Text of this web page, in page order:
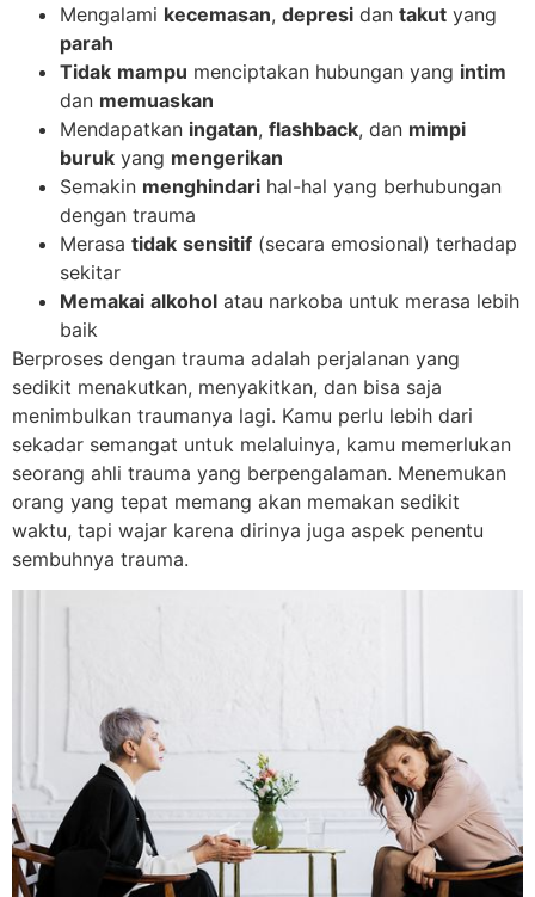
Mengalami kecemasan, depresi dan takut yang
parah
Tidak mampu menciptakan hubungan yang intim
dan memuaskan
Mendapatkan ingatan, flashback, dan mimpi
buruk yang mengerikan
Semakin menghindari hal-hal yang berhubungan
dengan trauma
Merasa tidak sensitif (secara emosional) terhadap
sekitar
Memakai alkohol atau narkoba untuk merasa lebih
baik
Berproses dengan trauma adalah perjalanan yang
sedikit menakutkan, menyakitkan, dan bisa saja
menimbulkan traumanya lagi. Kamu perlu lebih dari
sekadar semangat untuk melaluinya, kamu memerlukan
seorang ahli trauma yang berpengalaman. Menemukan
orang yang tepat memang akan memakan sedikit
waktu, tapi wajar karena dirinya juga aspek penentu
sembuhnya trauma.